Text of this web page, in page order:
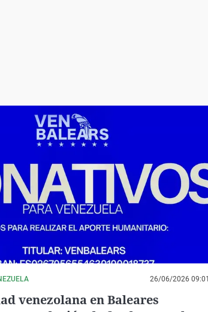
26/06/2026 09:01
venezolana en Baleares